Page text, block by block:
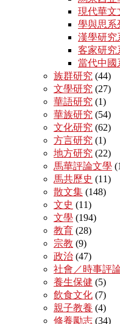
現代華文
學與思系
漢學研究
客家研究
當代中國
族群研究 (44)
文學研究 (27)
華語研究 (1)
華族研究 (54)
文化研究 (62)
方言研究 (1)
地方研究 (22)
馬華評論文學
馬共歷史 (11)
散文集 (148)
文史 (11)
文學 (194)
教育 (28)
宗教 (9)
政治 (47)
社會／時事評
養生保健 (5)
飲食文化 (7)
親子教養 (4)
修養勵志 (34)